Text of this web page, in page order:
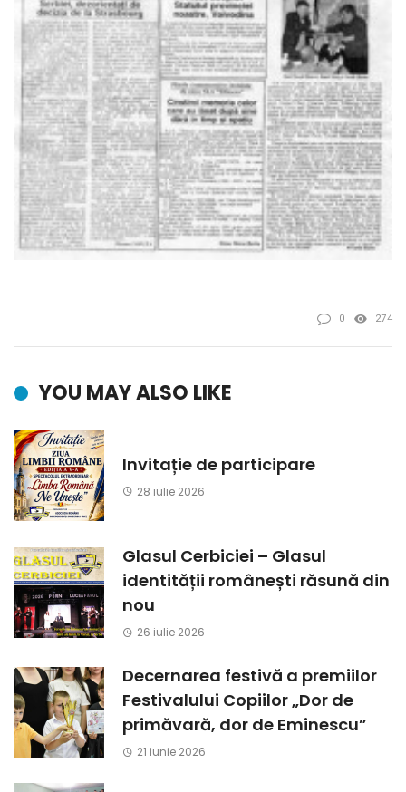
0 274
YOU MAY ALSO LIKE
Invitație de participare
28 iulie 2026
Glasul Cerbiciei – Glasul
identității românești răsună din
nou
26 iulie 2026
Decernarea festivă a premiilor
Festivalului Copiilor „Dor de
primăvară, dor de Eminescu”
21 iunie 2026